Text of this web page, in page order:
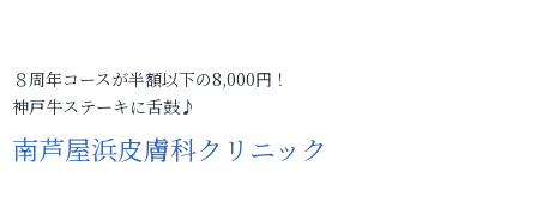
８周年コースが半額以下の8,000円！
神戸牛ステーキに舌鼓♪
南芦屋浜皮膚科クリニック